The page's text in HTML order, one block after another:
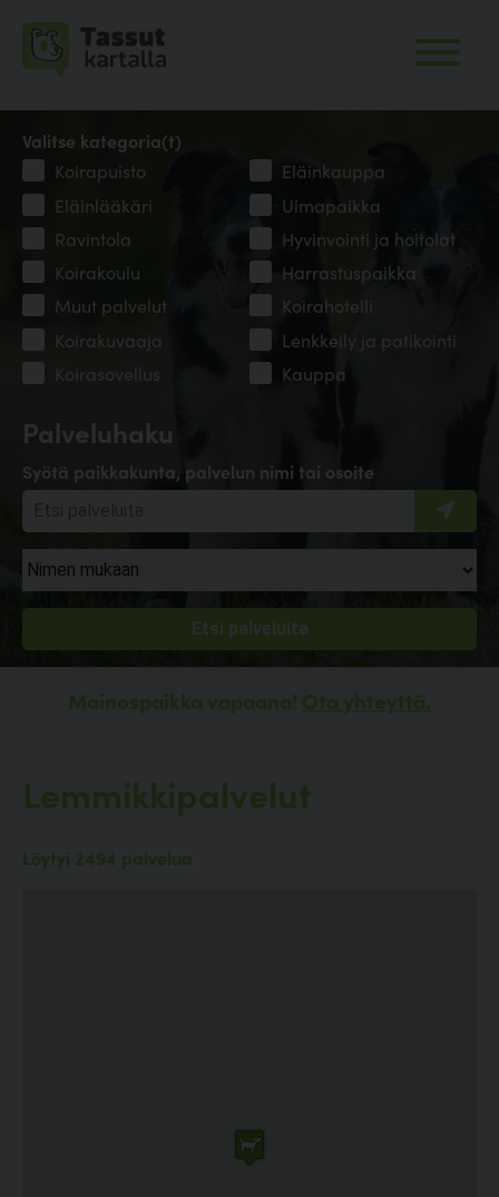
Palveluhaku
Syötä paikkakunta, palvelun nimi tai osoite
Valitse kategoria(t)
Koirapuisto
Eläinkauppa
Eläinlääkäri
Uimapaikka
Ravintola
Hyvinvointi ja hoitolat
Koirakoulu
Harrastuspaikka
Muut palvelut
Koirahotelli
Koirakuvaaja
Lenkkeily ja patikointi
Koirasovellus
Kauppa
Mainospaikka vapaana! Ota yhteyttä.
Lemmikkipalvelut
Löytyi 2494 palvelua